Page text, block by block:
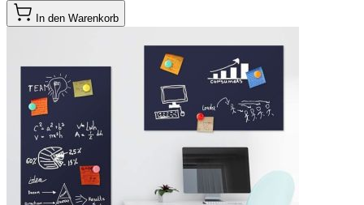
In den Warenkorb